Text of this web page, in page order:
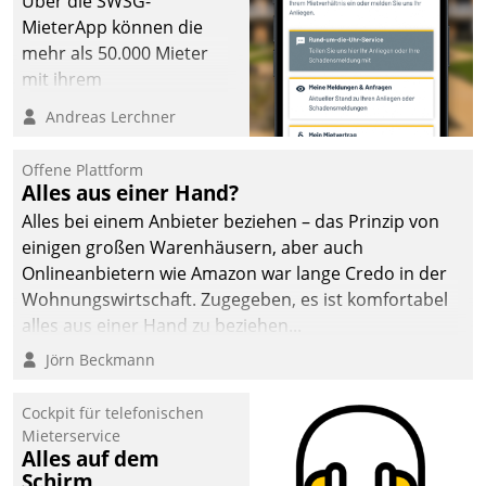
MieterApp können die
mehr als 50.000 Mieter
mit ihrem
Wohnungsunternehmen
kommunizieren, auf dem
einsehen und ändern
oder
Schadensmeldungen
abgeben – rund um die
Uhr.
Andreas Lerchner
Offene Plattform
Alles aus einer Hand?
Alles bei einem Anbieter beziehen – das Prinzip von
einigen großen Warenhäusern, aber auch
Onlineanbietern wie Amazon war lange Credo in der
Wohnungswirtschaft. Zugegeben, es ist komfortabel
alles aus einer Hand zu beziehen...
Jörn Beckmann
Cockpit für telefonischen
Mieterservice
Alles auf dem